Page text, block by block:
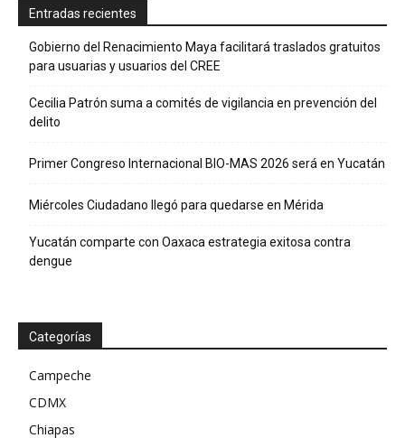
Entradas recientes
Gobierno del Renacimiento Maya facilitará traslados gratuitos
para usuarias y usuarios del CREE
Cecilia Patrón suma a comités de vigilancia en prevención del
delito
Primer Congreso Internacional BIO-MAS 2026 será en Yucatán
Miércoles Ciudadano llegó para quedarse en Mérida
Yucatán comparte con Oaxaca estrategia exitosa contra
dengue
Categorías
Campeche
CDMX
Chiapas